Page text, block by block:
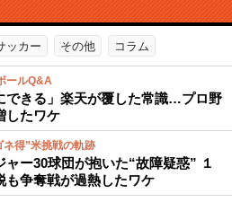
ッカー その他 コラム
ールQ&A
できる」楽天が覆した常識…プロ野
したワケ
ネ得”米挑戦の軌跡
ャー30球団が抱いた“故障疑惑” １
も争奪戦が過熱したワケ